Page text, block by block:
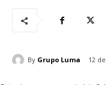
By Grupo Luma 12